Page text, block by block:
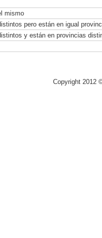
mismo
pero están en igual
y están en provincias
Copyright 2012